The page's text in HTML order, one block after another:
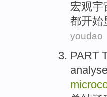
宏观宇
都开始
youdao
PART